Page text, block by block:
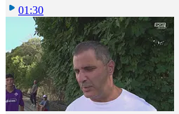
01:30